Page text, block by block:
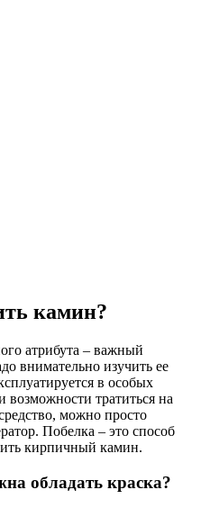
камин?
атрибута – важный
внимательно изучить ее
в особых
возможности тратиться на
можно просто
Побелка – это способ
кирпичный камин.
обладать краска?